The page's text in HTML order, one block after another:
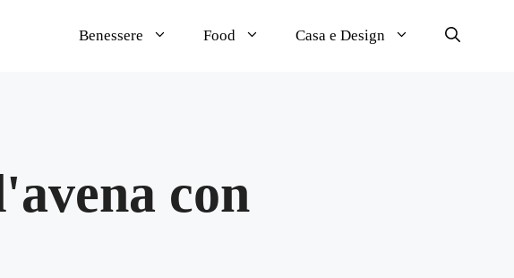
Benessere Food Casa e Design
con